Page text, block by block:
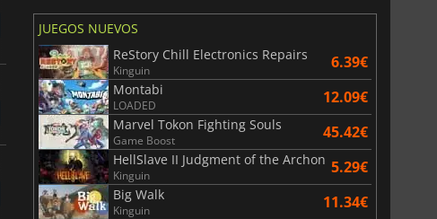
JUEGOS NUEVOS
ReStory Chill Electronics Repairs
Kinguin 6.39€
Montabi
LOADED 12.09€
Marvel Tokon Fighting Souls
Game Boost 45.42€
HellSlave II Judgment of the Archon
Kinguin 5.29€
Big Walk
Kinguin 11.34€